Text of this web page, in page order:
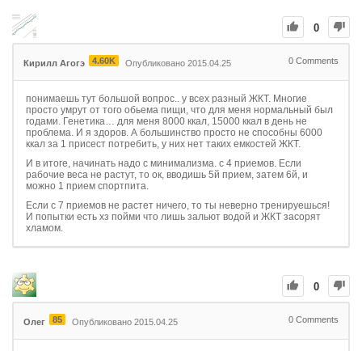
0
Кирилл Агогэ 4.60K Опубликовано 2015.04.25 0 Comments
понимаешь тут большой вопрос.. у всех разный ЖКТ. Многие
просто умрут от того обьема пищи, что для меня нормальный был
годами. Генетика… для меня 8000 ккал, 15000 ккал в день не
проблема. И я здоров. А большинство просто не способны 6000
ккал за 1 присест потребить, у них нет таких емкостей ЖКТ.
И в итоге, начинать надо с минимализма. с 4 приемов. Если
рабочие веса не растут, то ок, вводишь 5й прием, затем 6й, и
можно 1 прием спортпита.
Если с 7 приемов не растет ничего, то ты неверно тренируешься!
И попытки есть хз пойми что лишь зальют водой и ЖКТ засорят
хламом.
0
Олег 85 Опубликовано 2015.04.25 0 Comments